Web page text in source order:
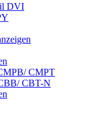
DVI
CMPT
CBT-N